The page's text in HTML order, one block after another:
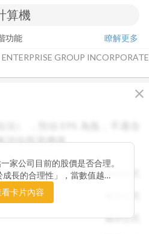
功能
瞭解更多
ENTERPRISE GROUP
close
評估投資價值
顯示公式
家公司目前的股價是否合理。
長的合理性」，當數值越
充分反映公司未來的獲利成長
片同時顯示預估 EPS、年增
看卡片內容